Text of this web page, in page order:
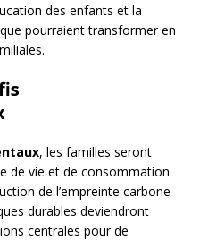
des enfants et la
pourraient transformer en
, les familles seront
de vie et de consommation.
de l’empreinte carbone
durables deviendront
centrales pour de